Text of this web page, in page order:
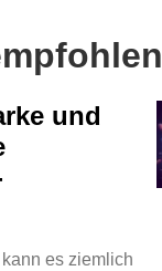
und
es ziemlich